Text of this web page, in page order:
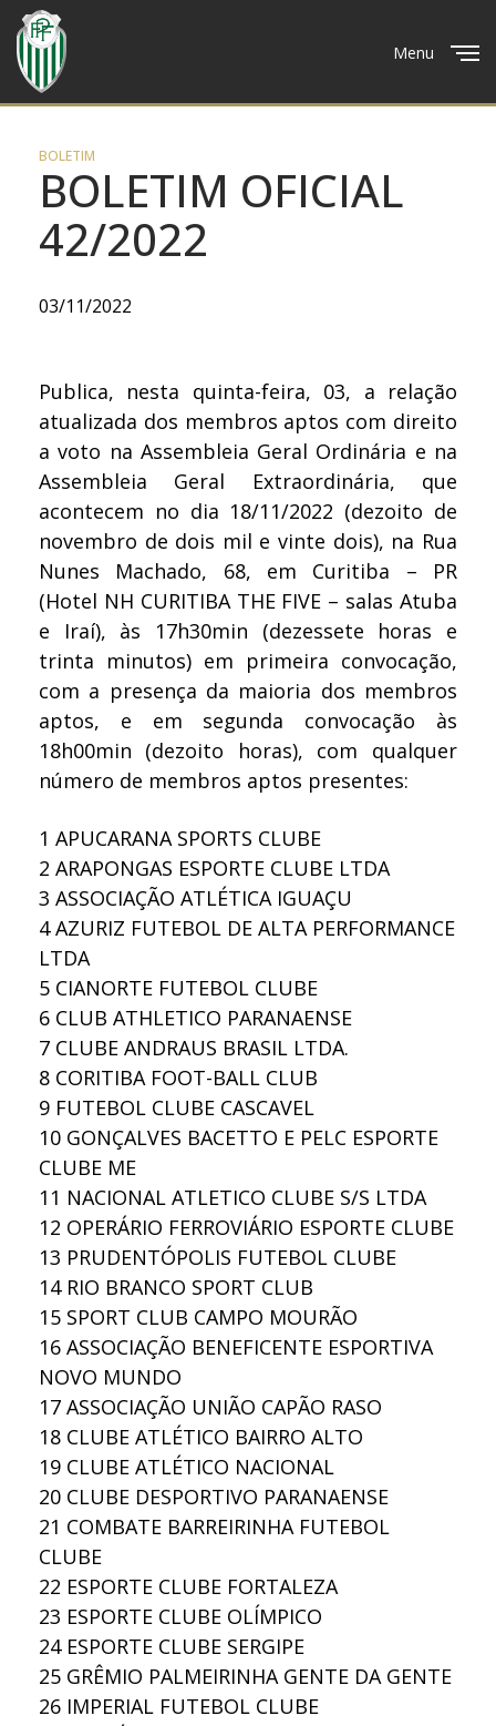
Menu
BOLETIM
BOLETIM OFICIAL
42/2022
03/11/2022
Publica, nesta quinta-feira, 03, a relação
atualizada dos membros aptos com direito
a voto na Assembleia Geral Ordinária e na
Assembleia Geral Extraordinária, que
acontecem no dia 18/11/2022 (dezoito de
novembro de dois mil e vinte dois), na Rua
Nunes Machado, 68, em Curitiba – PR
(Hotel NH CURITIBA THE FIVE – salas Atuba
e Iraí), às 17h30min (dezessete horas e
trinta minutos) em primeira convocação,
com a presença da maioria dos membros
aptos, e em segunda convocação às
18h00min (dezoito horas), com qualquer
número de membros aptos presentes:
1 APUCARANA SPORTS CLUBE
2 ARAPONGAS ESPORTE CLUBE LTDA
3 ASSOCIAÇÃO ATLÉTICA IGUAÇU
4 AZURIZ FUTEBOL DE ALTA PERFORMANCE
LTDA
5 CIANORTE FUTEBOL CLUBE
6 CLUB ATHLETICO PARANAENSE
7 CLUBE ANDRAUS BRASIL LTDA.
8 CORITIBA FOOT-BALL CLUB
9 FUTEBOL CLUBE CASCAVEL
10 GONÇALVES BACETTO E PELC ESPORTE
CLUBE ME
11 NACIONAL ATLETICO CLUBE S/S LTDA
12 OPERÁRIO FERROVIÁRIO ESPORTE CLUBE
13 PRUDENTÓPOLIS FUTEBOL CLUBE
14 RIO BRANCO SPORT CLUB
15 SPORT CLUB CAMPO MOURÃO
16 ASSOCIAÇÃO BENEFICENTE ESPORTIVA
NOVO MUNDO
17 ASSOCIAÇÃO UNIÃO CAPÃO RASO
18 CLUBE ATLÉTICO BAIRRO ALTO
19 CLUBE ATLÉTICO NACIONAL
20 CLUBE DESPORTIVO PARANAENSE
21 COMBATE BARREIRINHA FUTEBOL
CLUBE
22 ESPORTE CLUBE FORTALEZA
23 ESPORTE CLUBE OLÍMPICO
24 ESPORTE CLUBE SERGIPE
25 GRÊMIO PALMEIRINHA GENTE DA GENTE
26 IMPERIAL FUTEBOL CLUBE